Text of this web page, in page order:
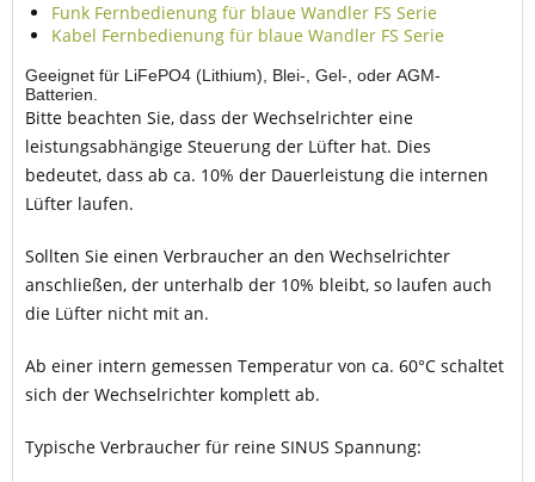
Funk Fernbedienung für blaue Wandler FS Serie
Kabel Fernbedienung für blaue Wandler FS Serie
Geeignet für LiFePO4 (Lithium), Blei-, Gel-, oder AGM-
Batterien.
Bitte beachten Sie, dass der Wechselrichter eine
leistungsabhängige Steuerung der Lüfter hat. Dies
bedeutet, dass ab ca. 10% der Dauerleistung die internen
Lüfter laufen.
Sollten Sie einen Verbraucher an den Wechselrichter
anschließen, der unterhalb der 10% bleibt, so laufen auch
die Lüfter nicht mit an.
Ab einer intern gemessen Temperatur von ca. 60°C schaltet
sich der Wechselrichter komplett ab.
Typische Verbraucher für reine SINUS Spannung: